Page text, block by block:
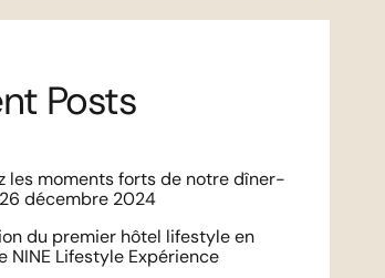
Posts
les moments forts de notre dîner-
décembre 2024
du premier hôtel lifestyle en
NINE Lifestyle Expérience